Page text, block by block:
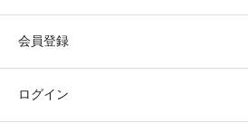
会員登録
ログイン